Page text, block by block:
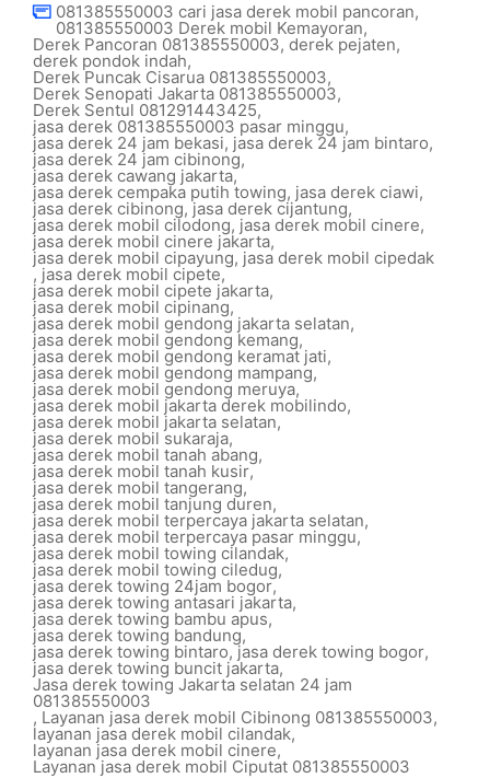
081385550003 cari jasa derek mobil pancoran,
081385550003 Derek mobil Kemayoran,
Derek Pancoran 081385550003, derek pejaten,
derek pondok indah,
Derek Puncak Cisarua 081385550003,
Derek Senopati Jakarta 081385550003,
Derek Sentul 081291443425,
jasa derek 081385550003 pasar minggu,
jasa derek 24 jam bekasi, jasa derek 24 jam bintaro,
jasa derek 24 jam cibinong,
jasa derek cawang jakarta,
jasa derek cempaka putih towing, jasa derek ciawi,
jasa derek cibinong,jasa derek cijantung,
jasa derek mobil cilodong, jasa derek mobil cinere,
jasa derek mobil cinere jakarta,
jasa derek mobil cipayung, jasa derek mobil cipedak
, jasa derek mobil cipete,
jasa derek mobil cipete jakarta,
jasa derek mobil cipinang,
jasa derek mobil gendong jakarta selatan,
jasa derek mobil gendong kemang,
jasa derek mobil gendong keramat jati,
jasa derek mobil gendong mampang,
jasa derek mobil gendong meruya,
jasa derek mobil jakarta derek mobilindo,
jasa derek mobil jakarta selatan,
jasa derek mobil sukaraja,
jasa derek mobil tanah abang,
jasa derek mobil tanah kusir,
jasa derek mobil tangerang,
jasa derek mobil tanjung duren,
jasa derek mobil terpercaya jakarta selatan,
jasa derek mobil terpercaya pasar minggu,
jasa derek mobil towing cilandak,
jasa derek mobil towing ciledug,
jasa derek towing 24jam bogor,
jasa derek towing antasari jakarta,
jasa derek towing bambu apus,
jasa derek towing bandung,
jasa derek towing bintaro,jasa derek towing bogor,
jasa derek towing buncit jakarta,
Jasa derek towing Jakarta selatan 24 jam
081385550003
, Layanan jasa derek mobil Cibinong 081385550003,
layanan jasa derek mobil cilandak,
layanan jasa derek mobil cinere,
Layanan jasa derek mobil Ciputat 081385550003